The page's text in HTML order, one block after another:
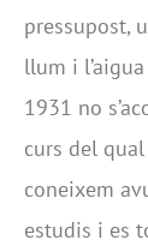
pressupost,
llum i
1931 no
curs del
coneixem
estudis i es